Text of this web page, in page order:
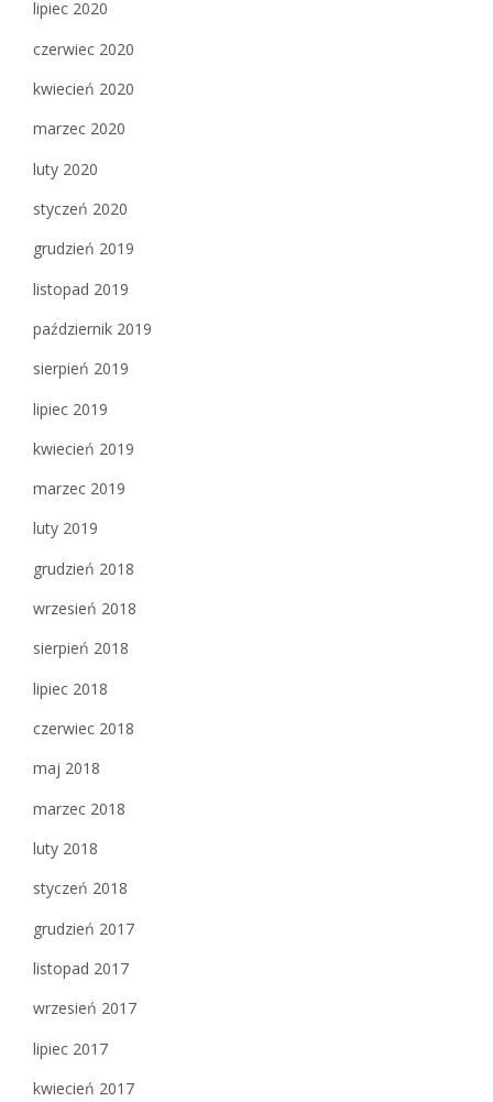
lipiec 2020
czerwiec 2020
kwiecień 2020
marzec 2020
luty 2020
styczeń 2020
grudzień 2019
listopad 2019
październik 2019
sierpień 2019
lipiec 2019
kwiecień 2019
marzec 2019
luty 2019
grudzień 2018
wrzesień 2018
sierpień 2018
lipiec 2018
czerwiec 2018
maj 2018
marzec 2018
luty 2018
styczeń 2018
grudzień 2017
listopad 2017
wrzesień 2017
lipiec 2017
kwiecień 2017